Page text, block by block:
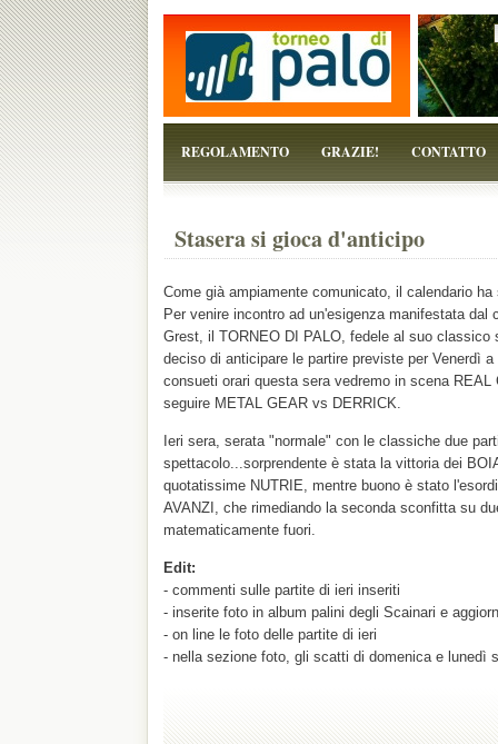
REGOLAMENTO GRAZIE! CONTATTO
Stasera si gioca d'anticipo
Come già ampiamente comunicato, il calendario
Per venire incontro ad un'esigenza manifestata dal
Grest, il TORNEO DI PALO, fedele al suo classico
deciso di anticipare le partire previste per Venerdì
consueti orari questa sera vedremo in scena REAL
seguire METAL GEAR vs DERRICK.
Ieri sera, serata "normale" con le classiche due
spettacolo...sorprendente è stata la vittoria dei
quotatissime NUTRIE, mentre buono è stato
AVANZI, che rimediando la seconda sconfitta su
matematicamente fuori.
Edit:
- commenti sulle partite di ieri inseriti
- inserite foto in album palini degli Scainari e
- on line le foto delle partite di ieri
- nella sezione foto, gli scatti di domenica e lunedì